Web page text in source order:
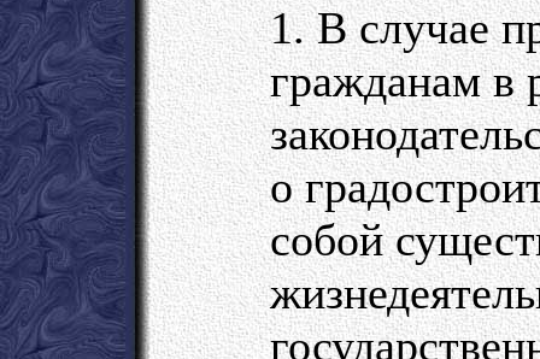
1. В случае
гражданам в
о
собой